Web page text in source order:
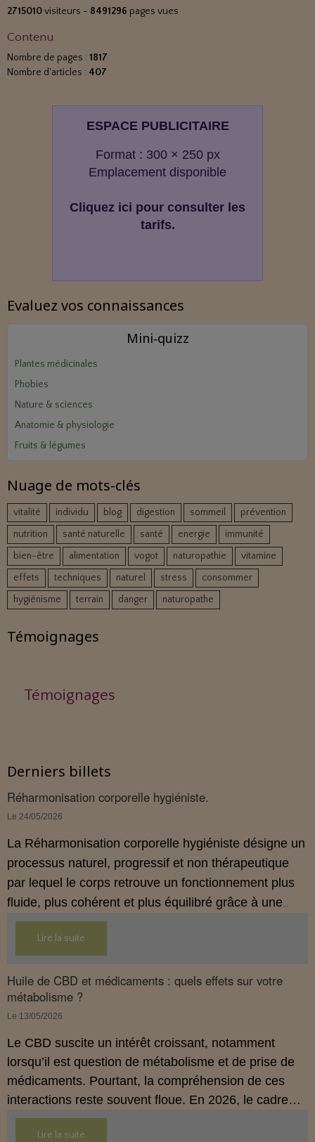
2715010visiteurs - 8491296 pages vues
Contenu
Nombre de pages : 1817
Nombre d'articles : 407
ESPACE PUBLICITAIRE
Format : 300 × 250 px
Emplacement disponible
Cliquez ici pour consulter les
tarifs.
Evaluez vos connaissances
Mini‑quizz
Plantes médicinales
Phobies
Nature & sciences
Anatomie & physiologie
Fruits & légumes
Nuage de mots-clés
vitalité individu blog digestion sommeil
prévention
nutrition
santé naturelle santé energie
immunité
bien-être
alimentation vogot naturopathie
vitamine
effets
techniques naturel stress
consommer
hygiénisme
terrain danger naturopathe
Témoignages
Témoignages
Derniers billets
Réharmonisation corporelle hygiéniste.
Le 24/05/2026
La Réharmonisation corporelle hygiéniste désigne un
processus naturel, progressif et non thérapeutique
par lequel le corps retrouve un fonctionnement plus
fluide, plus cohérent et plus équilibré grâce à une
hygiène de vie adaptée.
Lire la suite
Huile de CBD et médicaments : quels effets sur votre
métabolisme ?
Le 13/05/2026
Le CBD suscite un intérêt croissant, notamment
lorsqu’il est question de métabolisme et de prise de
médicaments. Pourtant, la compréhension de ces
interactions reste souvent floue. En 2026, le cadre
légal français impose des règles strictes : seuls les
usages externes du CBD sont autorisés. Cet article
Lire la suite